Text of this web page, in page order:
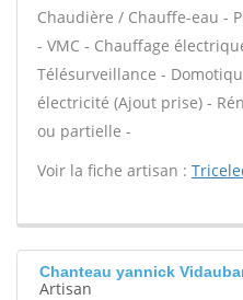
Chaudière / Chauffe-eau -
- VMC - Chauffage
Télésurveillance -
électricité (Ajout prise) -
ou partielle -
Voir la fiche artisan :
Chanteau yannick
Artisan